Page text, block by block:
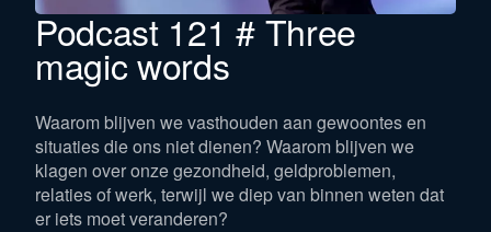
Podcast 121 # Three
magic words
Waarom blijven we vasthouden aan gewoontes en
situaties die ons niet dienen? Waarom blijven we
klagen over onze gezondheid, geldproblemen,
relaties of werk, terwijl we diep van binnen weten dat
er iets moet veranderen?